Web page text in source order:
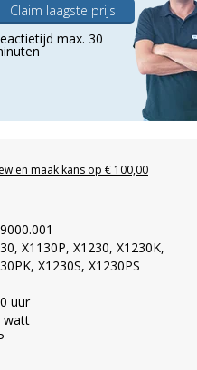
Claim laagste prijs
max. 30
en maak kans op € 100,00
X1130P, X1230, X1230K,
X1230S, X1230PS
uur
watt